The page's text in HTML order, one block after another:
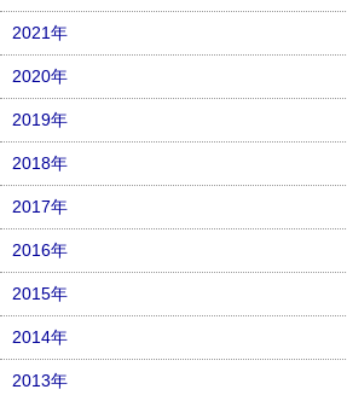
2021年
2020年
2019年
2018年
2017年
2016年
2015年
2014年
2013年